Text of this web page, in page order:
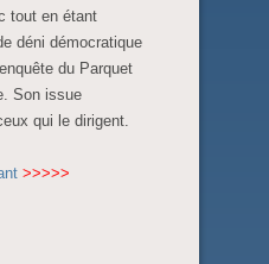
tout en étant
déni démocratique
du Parquet
Son issue
qui le dirigent.
>>>>>